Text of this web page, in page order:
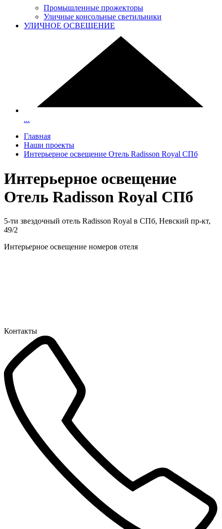
Промышленные прожекторы
Уличные консольные светильники
УЛИЧНОЕ ОСВЕЩЕНИЕ
...
Главная
Наши проекты
Интерьерное освещение Отель Radisson Royal СПб
Интерьерное освещение
Отель Radisson Royal СПб
5-ти звездочный отель Radisson Royal в СПб, Невский пр-кт,
49/2
Интерьерное освещение номеров отеля
Контакты